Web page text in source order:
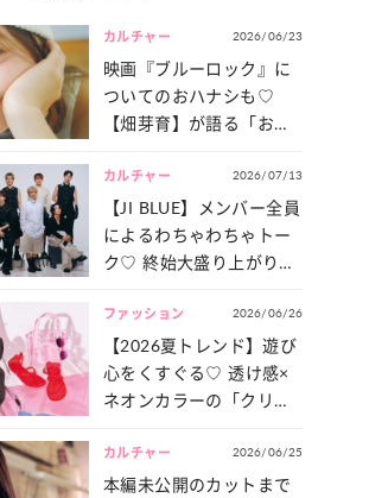
カルチャー 2026/06/23
映画『ブルーロック』に
ついてのおハナシも♡
【畑芽育】が語る「お仕
は？
カルチャー 2026/07/13
【JI BLUE】メンバー全員
によるわちゃわちゃトー
ク♡ 終始大盛り上がりだ
一気見せ！
ファッション 2026/06/26
【2026夏トレンド】遊び
心をくすぐる♡ 透け感×
ネオンカラーの「クリア
カルチャー 2026/06/25
本編未公開のカットまで